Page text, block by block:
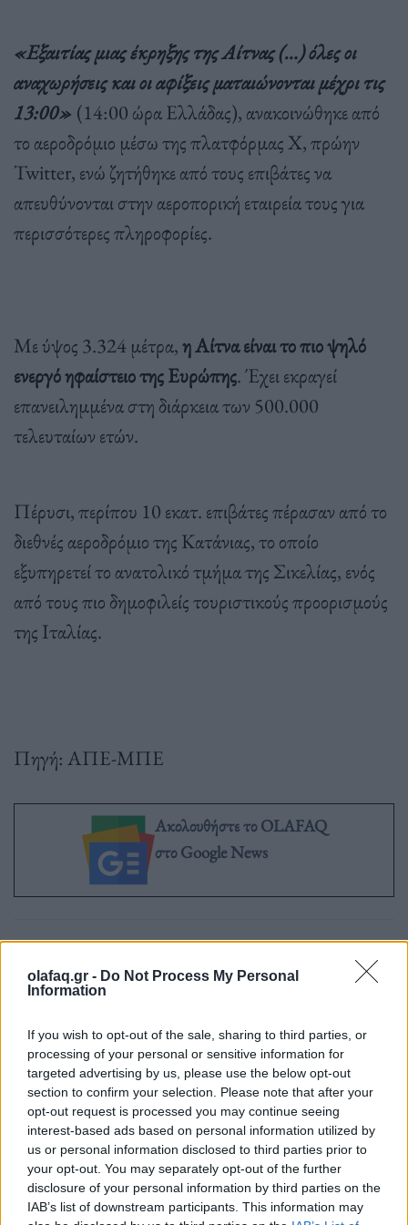
olafaq.gr - Do Not Process My Personal
Information
If you wish to opt-out of the sale, sharing to third parties, or
processing of your personal or sensitive information for
targeted advertising by us, please use the below opt-out
section to confirm your selection. Please note that after your
opt-out request is processed you may continue seeing
interest-based ads based on personal information utilized by
us or personal information disclosed to third parties prior to
your opt-out. You may separately opt-out of the further
disclosure of your personal information by third parties on the
IAB’s list of downstream participants. This information may
«Εξαιτίας μιας έκρηξης της Αίτνας (…) όλες οι
αναχωρήσεις και οι αφίξεις ματαιώνονται μέχρι τις
13:00» (14:00 ώρα Ελλάδας), ανακοινώθηκε από
το αεροδρόμιο μέσω της πλατφόρμας X, πρώην
Twitter, ενώ ζητήθηκε από τους επιβάτες να
απευθύνονται στην αεροπορική εταιρεία τους για
περισσότερες πληροφορίες.
Με ύψος 3.324 μέτρα,η Αίτνα είναι το πιο ψηλό
ενεργό ηφαίστειο της Ευρώπης. Έχει εκραγεί
επανειλημμένα στη διάρκεια των 500.000
τελευταίων ετών.
Πέρυσι, περίπου 10 εκατ. επιβάτες πέρασαν από το
διεθνές αεροδρόμιο της Κατάνιας, το οποίο
εξυπηρετεί το ανατολικό τμήμα της Σικελίας, ενός
από τους πιο δημοφιλείς τουριστικούς προορισμούς
της Ιταλίας.
Πηγή: ΑΠΕ-ΜΠΕ
Ακολουθήστε το OLAFAQ
στο Google News
Newsroom
Ετικέτες :αεροδρόμιο,Αίτνα,εκρήξη ηφαιστείου,Ηφαίστειο,Ιταλία
Κατάνια,Σικελία.
Δείτε επίσης